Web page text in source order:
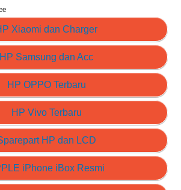
Xiaomi dan Charger
HP Samsung dan Acc
HP OPPO Terbaru
HP Vivo Terbaru
HP dan LCD
iPhone iBox Resmi